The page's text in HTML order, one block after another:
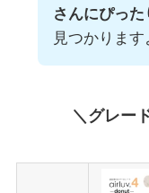
さんにぴっ
見つかります
＼グレー